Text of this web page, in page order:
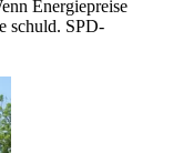
Energiepreise
schuld. SPD-